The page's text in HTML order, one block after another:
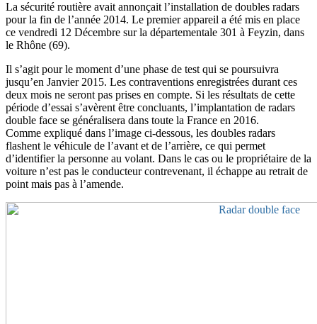
La sécurité routière avait annonçait l’installation de doubles radars
pour la fin de l’année 2014. Le premier appareil a été mis en place
ce vendredi 12 Décembre sur la départementale 301 à Feyzin, dans
le Rhône (69).
Il s’agit pour le moment d’une phase de test qui se poursuivra
jusqu’en Janvier 2015. Les contraventions enregistrées durant ces
deux mois ne seront pas prises en compte. Si les résultats de cette
période d’essai s’avèrent être concluants, l’implantation de radars
double face se généralisera dans toute la France en 2016.
Comme expliqué dans l’image ci-dessous, les doubles radars
flashent le véhicule de l’avant et de l’arrière, ce qui permet
d’identifier la personne au volant. Dans le cas ou le propriétaire de la
voiture n’est pas le conducteur contrevenant, il échappe au retrait de
point mais pas à l’amende.